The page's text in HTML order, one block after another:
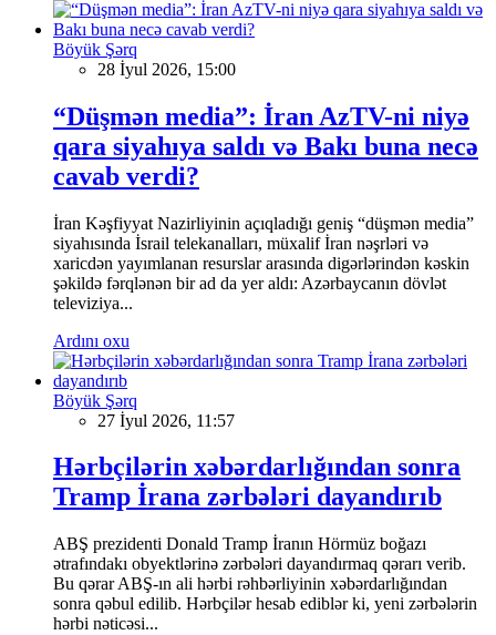
Böyük Şərq
28 İyul 2026, 15:00
“Düşmən media”: İran AzTV-ni niyə
qara siyahıya saldı və Bakı buna necə
cavab verdi?
İran Kəşfiyyat Nazirliyinin açıqladığı geniş “düşmən media”
siyahısında İsrail telekanalları, müxalif İran nəşrləri və
xaricdən yayımlanan resurslar arasında digərlərindən kəskin
şəkildə fərqlənən bir ad da yer aldı: Azərbaycanın dövlət
televiziya...
Ardını oxu
Böyük Şərq
27 İyul 2026, 11:57
Hərbçilərin xəbərdarlığından sonra
Tramp İrana zərbələri dayandırıb
ABŞ prezidenti Donald Tramp İranın Hörmüz boğazı
ətrafındakı obyektlərinə zərbələri dayandırmaq qərarı verib.
Bu qərar ABŞ-ın ali hərbi rəhbərliyinin xəbərdarlığından
sonra qəbul edilib. Hərbçilər hesab ediblər ki, yeni zərbələrin
hərbi nəticəsi...